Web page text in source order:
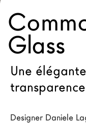
Language
Glass
Une
Designer Daniele